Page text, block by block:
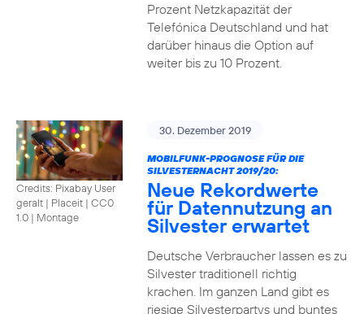
Prozent Netzkapazität der
Telefónica Deutschland und hat
darüber hinaus die Option auf
weiter bis zu 10 Prozent.
Credits: Pixabay User
geralt | Placeit | CC0
1.0 | Montage
30. Dezember 2019
MOBILFUNK-PROGNOSE FÜR DIE
SILVESTERNACHT 2019/20:
Neue Rekordwerte
für Datennutzung an
Silvester erwartet
Deutsche Verbraucher lassen es zu
Silvester traditionell richtig
krachen. Im ganzen Land gibt es
riesige Silvesterpartys und buntes